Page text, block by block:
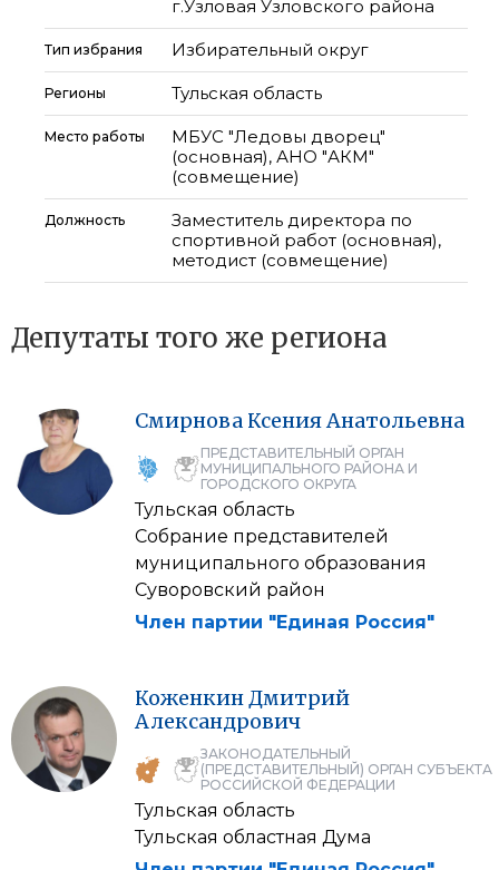
г.Узловая Узловского района
Тип избрания Избирательный округ
Регионы Тульская область
Место работы
МБУС "Ледовы дворец"
(основная), АНО "АКМ"
(совмещение)
Должность
Заместитель директора по
спортивной работ (основная),
методист (совмещение)
Депутаты того же региона
Смирнова КсенияАнатольевна
ПРЕДСТАВИТЕЛЬНЫЙ ОРГАН
МУНИЦИПАЛЬНОГО РАЙОНА И
ГОРОДСКОГО ОКРУГА
Тульская область
Собрание представителей
муниципального образования
Суворовский район
Член партии "Единая Россия"
КоженкинДмитрий
Александрович
ЗАКОНОДАТЕЛЬНЫЙ
(ПРЕДСТАВИТЕЛЬНЫЙ) ОРГАН СУБЪЕКТА
РОССИЙСКОЙ ФЕДЕРАЦИИ
Тульская область
Тульская областная Дума